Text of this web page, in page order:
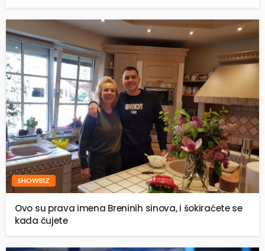
SHOWBIZ
Ovo su prava imena Breninih sinova, i šokiraćete se
kada čujete